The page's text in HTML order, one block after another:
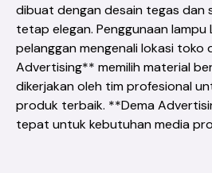
dibuat dengan desain tegas dan
tetap elegan. Penggunaan lampu
pelanggan mengenali lokasi
Advertising** memilih material
dikerjakan oleh tim profesional
produk terbaik. **Dema
tepat untuk kebutuhan media